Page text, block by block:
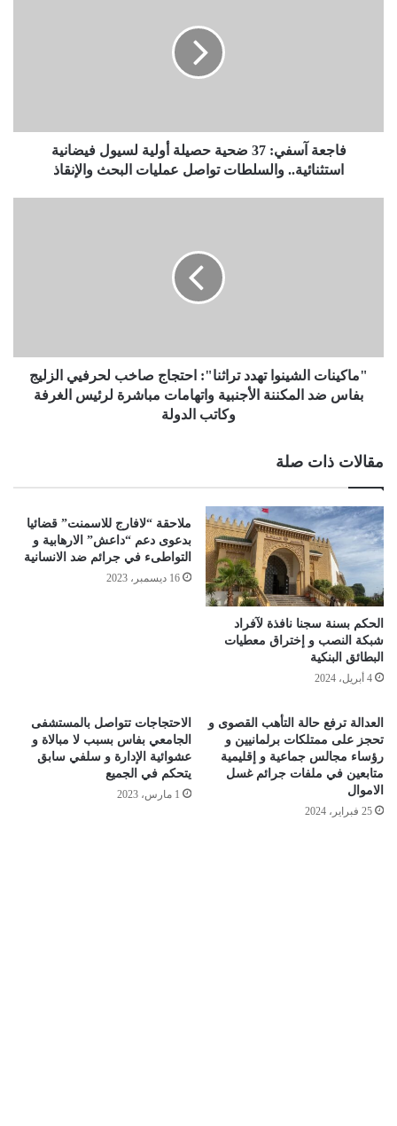
فاجعة آسفي: 37 ضحية حصيلة أولية لسيول فيضانية
استثنائية.. والسلطات تواصل عمليات البحث والإنقاذ
"ماكينات الشينوا تهدد تراثنا": احتجاج صاخب لحرفيي الزليج
بفاس ضد المكننة الأجنبية واتهامات مباشرة لرئيس الغرفة
وكاتب الدولة
مقالات ذات صلة
الحكم بسنة سجنا نافذة لآفراد
شبكة النصب و إختراق معطيات
البطائق البنكية
4 أبريل، 2024
ملاحقة “لافارج للاسمنت” قضائيا
بدعوى دعم “داعش” الارهابية و
التواطىء في جرائم ضد الانسانية
16 ديسمبر، 2023
العدالة ترفع حالة التأهب القصوى و
تحجز على ممتلكات برلمانيين و
رؤساء مجالس جماعية و إقليمية
متابعين في ملفات جرائم غسل
الاموال
25 فبراير، 2024
الاحتجاجات تتواصل بالمستشفى
الجامعي بفاس بسبب لا مبالاة و
عشوائية الإدارة و سلفي سابق
يتحكم في الجميع
1 مارس، 2023